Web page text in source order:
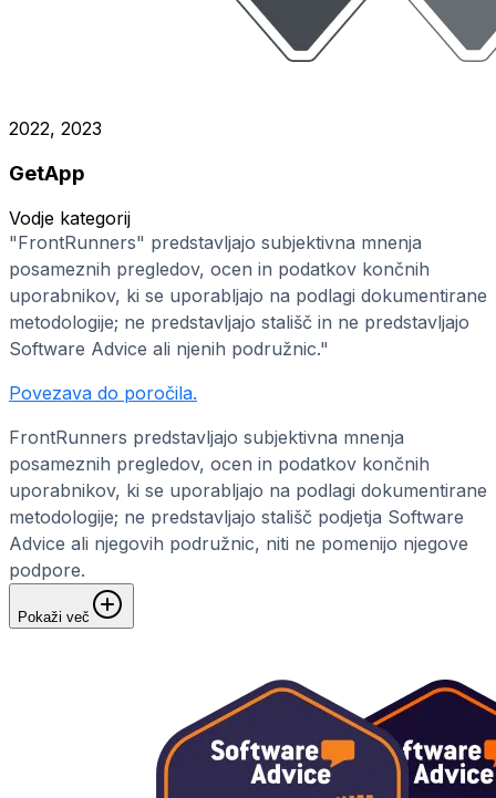
2022, 2023
GetApp
Vodje kategorij
"FrontRunners" predstavljajo subjektivna mnenja
posameznih pregledov, ocen in podatkov končnih
uporabnikov, ki se uporabljajo na podlagi dokumentirane
metodologije; ne predstavljajo stališč in ne predstavljajo
Software Advice ali njenih podružnic."
Povezava do poročila.
FrontRunners predstavljajo subjektivna mnenja
posameznih pregledov, ocen in podatkov končnih
uporabnikov, ki se uporabljajo na podlagi dokumentirane
metodologije; ne predstavljajo stališč podjetja Software
Advice ali njegovih podružnic, niti ne pomenijo njegove
podpore.
Pokaži več